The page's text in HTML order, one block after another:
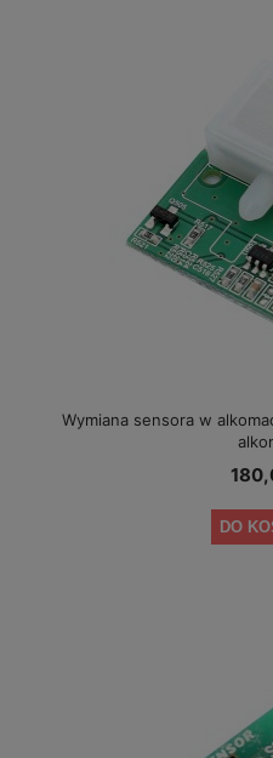
Wymiana sensora w
DO